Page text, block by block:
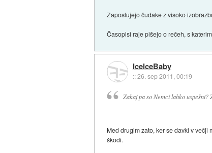
Zaposlujejo čudake z visoko
Časopisi raje pišejo o rečeh, s
IceIceBaby
::26. sep 2011, 00:19
Zakaj pa so Nemci lahko uspešni?
Med drugim zato, ker se davki v
škodi.